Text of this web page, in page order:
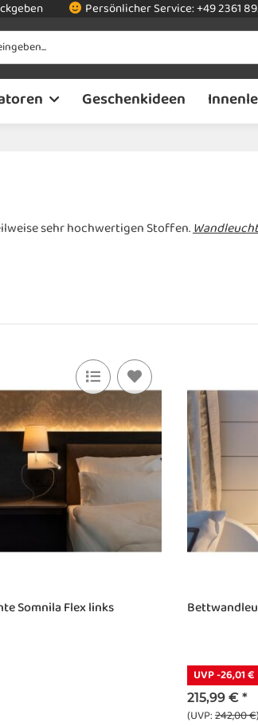
Persönlicher Service:+49 2361
Geschenkideen
sehr hochwertigen Stoffen.
Somnila Flex links
UVP -26,01 €
215,99 € *
(UVP:242,00 €)